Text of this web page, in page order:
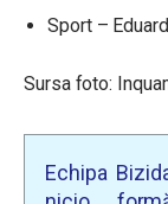
Sport –
Sursa foto:
Echipa